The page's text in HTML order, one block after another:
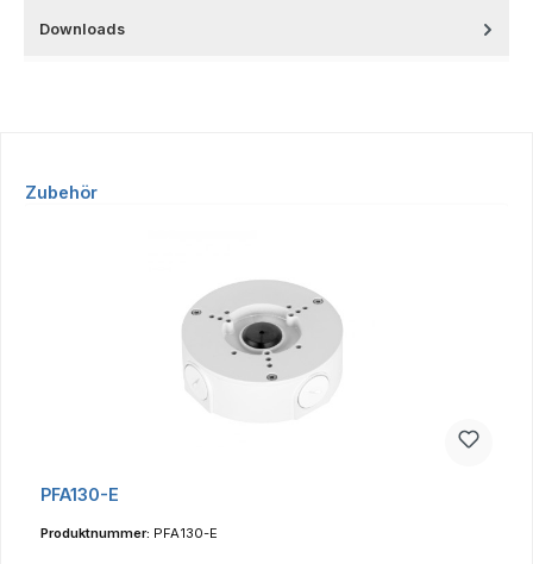
Downloads
Produktgalerie überspringen
Zubehör
PFA130-E
Produktnummer: PFA130-E